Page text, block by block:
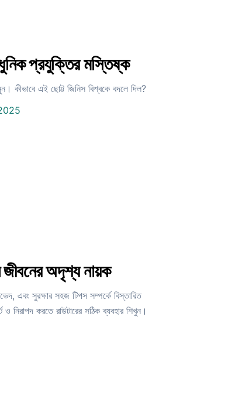
প্রযুক্তির মস্তিষ্ক
কীভাবে এই ছোট্ট জিনিস বিশ্বকে বদলে দিল?
জীবনের অদৃশ্য নায়ক
এবং সুরক্ষার সহজ টিপস সম্পর্কে বিস্তারিত
নিরাপদ করতে রাউটারের সঠিক ব্যবহার শিখুন।